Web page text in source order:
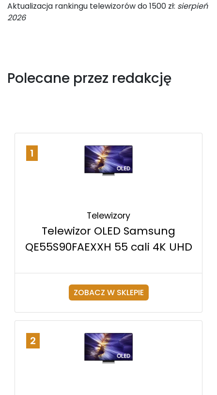
Aktualizacja rankingu telewizorów do 1500 zł: sierpień
2026
Polecane przez redakcję
1
Telewizory
Telewizor OLED Samsung
QE55S90FAEXXH 55 cali 4K UHD
ZOBACZ W SKLEPIE
2